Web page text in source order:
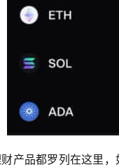
产品都罗列在这里